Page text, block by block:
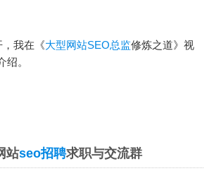
我在《大型网站SEO总监修炼之道》视
。
站seo招聘求职与交流群